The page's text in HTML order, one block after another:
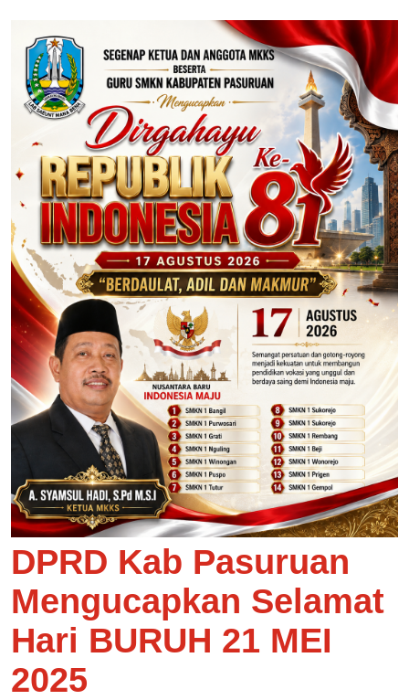
DPRD Kab Pasuruan
Mengucapkan Selamat
Hari BURUH 21 MEI
2025